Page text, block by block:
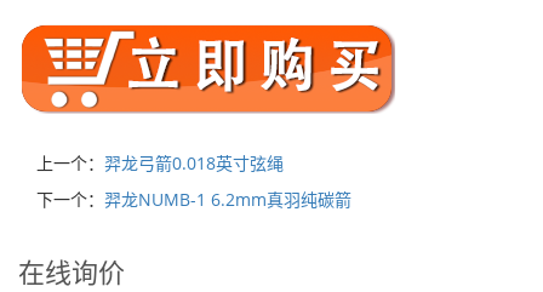
上一个： 羿龙弓箭0.018英寸弦绳
下一个： 羿龙NUMB-1 6.2mm真羽纯碳箭
在线询价